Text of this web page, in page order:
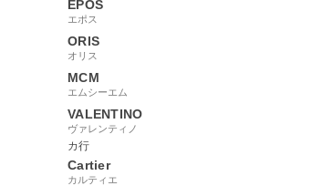
EPOS
エポス
ORIS
オリス
MCM
エムシーエム
VALENTINO
ヴァレンティノ
カ行
Cartier
カルティエ